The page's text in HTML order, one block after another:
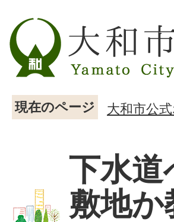
現在のページ 大和市公
下水道
敷地